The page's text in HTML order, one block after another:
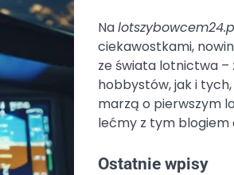
Na
ciekawostkami,
ze świata lotnictwa –
hobbystów, jak i
marzą o pierwszym
lećmy z tym blogiem
Ostatnie wpisy